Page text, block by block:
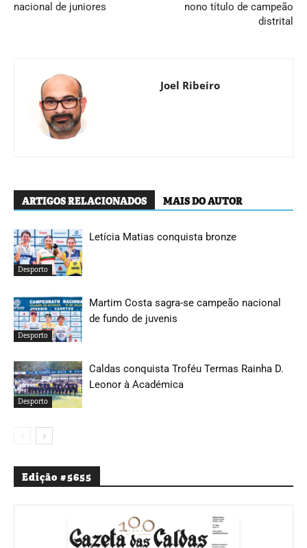
nacional de juniores
nono título de campeão
distrital
Joel Ribeiro
ARTIGOS RELACIONADOS MAIS DO AUTOR
Desporto
Letícia Matias conquista bronze
Desporto
Martim Costa sagra-se campeão nacional
de fundo de juvenis
Desporto
Caldas conquista Troféu Termas Rainha D.
Leonor à Académica
Edição #5655